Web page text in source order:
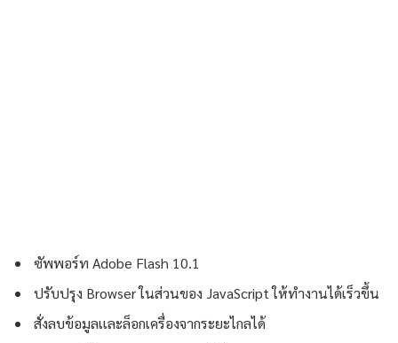
ซัพพอร์ท Adobe Flash 10.1
ปรับปรุง Browser ในส่วนของ JavaScript ให้ทำงานได้เร็วขึ้น
สั่งลบข้อมูลเเละล็อกเครื่องจากระยะไกลได้